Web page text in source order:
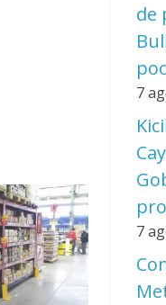
de
7
7